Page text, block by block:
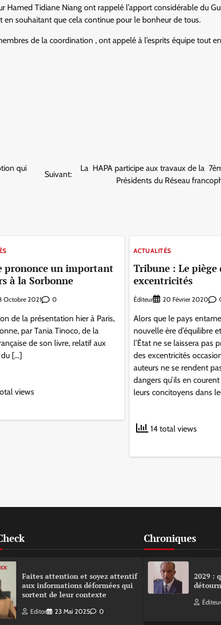
Hamed Tidiane Niang ont rappelé l’apport considérable du
souhaitant que cela continue pour le bonheur de tous.
de la coordination , ont appelé à l’esprits équipe tout
qui
Suivant:
La HAPA participe aux travaux de la
Présidents du Réseau
prononce un important
à la Sorbonne
Octobre 2021 0
de la présentation hier à Paris,
par Tania Tinoco, de la
de son livre, relatif aux
[…]
views
ACTUALITÉS
Tribune : Le piège
excentricités
Éditeur 20 Février 2020
Alors que le pays
nouvelle ère d’équilibre
l’État ne se laissera pas
des excentricités
auteurs ne se rendent
dangers qu’ils en
leurs concitoyens dans
14 total views
Faites attention et soyez attentif
aux informations déformées qui
sortent de leur contexte
Editor 23 Mai 2025 0
Chroniques
2029 :
Éditeur